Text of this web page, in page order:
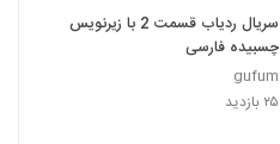
سریال ردیاب قسمت 2 با زیرنویس
چسبیده فارسی
gufum
۲۵ بازدید